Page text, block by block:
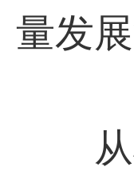
量发
从柳